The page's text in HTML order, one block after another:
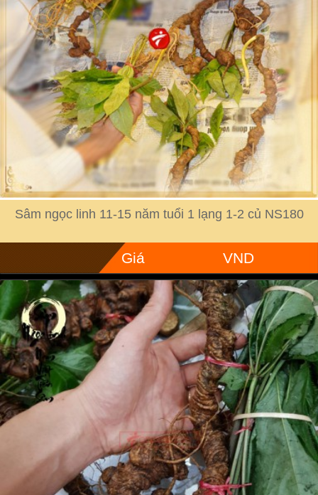
Sâm ngọc linh 11-15 năm tuổi 1 lạng 1-2 củ NS180
Giá VND